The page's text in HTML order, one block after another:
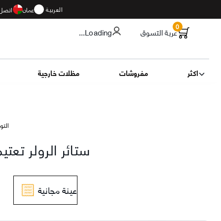
عمان العربية
...Loading عربة التسوق0
مظلات خارجية مفروشات اكثر
ستائر الرولر
عينة مجانية